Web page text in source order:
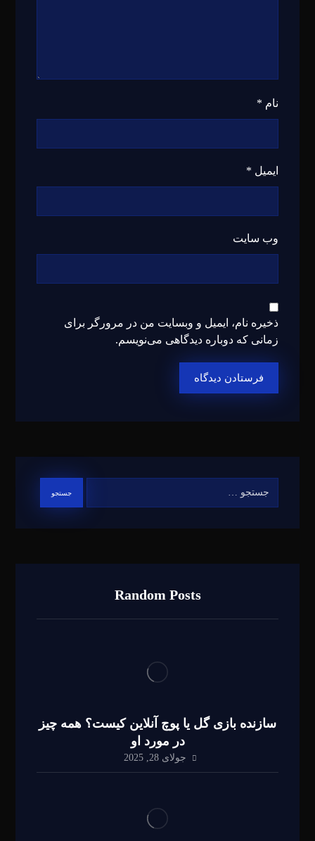
نام *
ایمیل *
وب‌ سایت
ذخیره نام، ایمیل و وبسایت من در مرورگر برای
زمانی که دوباره دیدگاهی می‌نویسم.
فرستادن دیدگاه
جستجو
Random Posts
سازنده بازی گل یا پوچ آنلاین کیست؟ همه چیز
در مورد او
جولای 28, 2025